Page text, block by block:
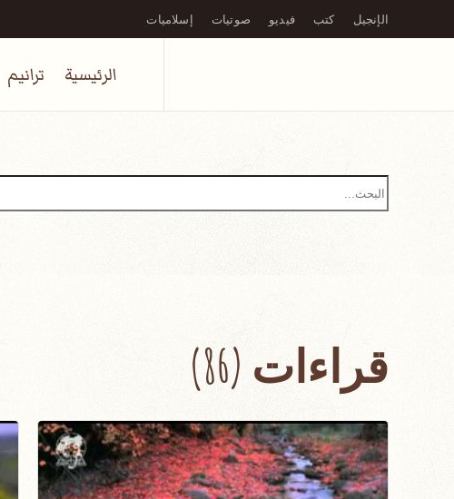
Skip to main content
الإنجيل كتب فيديو صوتيات إسلاميات
الرئيسية ترانيم
قراءات (86)